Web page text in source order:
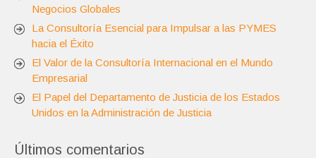
Negocios Globales
La Consultoría Esencial para Impulsar a las PYMES
hacia el Éxito
El Valor de la Consultoría Internacional en el Mundo
Empresarial
El Papel del Departamento de Justicia de los Estados
Unidos en la Administración de Justicia
Últimos comentarios